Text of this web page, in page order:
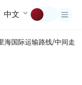
中文
海国际运输路线/中间走廊